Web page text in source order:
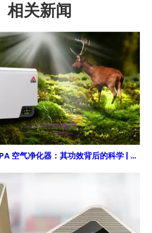
相关新闻
针对过敏原的 HEPA 空气净化器：其功效背后的科学 | 得胜鑫